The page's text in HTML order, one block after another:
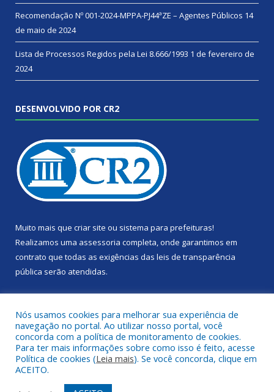
Recomendação Nº 001-2024-MPPA-PJ44ªZE – Agentes Públicos 14
de maio de 2024
Lista de Processos Regidos pela Lei 8.666/1993 1 de fevereiro de
2024
DESENVOLVIDO POR CR2
Muito mais que criar site ou sistema para prefeituras!
Realizamos uma assessoria completa, onde garantimos em
contrato que todas as exigências das leis de transparência
pública serão atendidas.
Todos os direitos reservados a Câmara Municipal de Portel.
Nós usamos cookies para melhorar sua experiência de
navegação no portal. Ao utilizar nosso portal, você
concorda com a política de monitoramento de cookies.
Para ter mais informações sobre como isso é feito, acesse
Política de cookies (Leia mais). Se você concorda, clique em
ACEITO.